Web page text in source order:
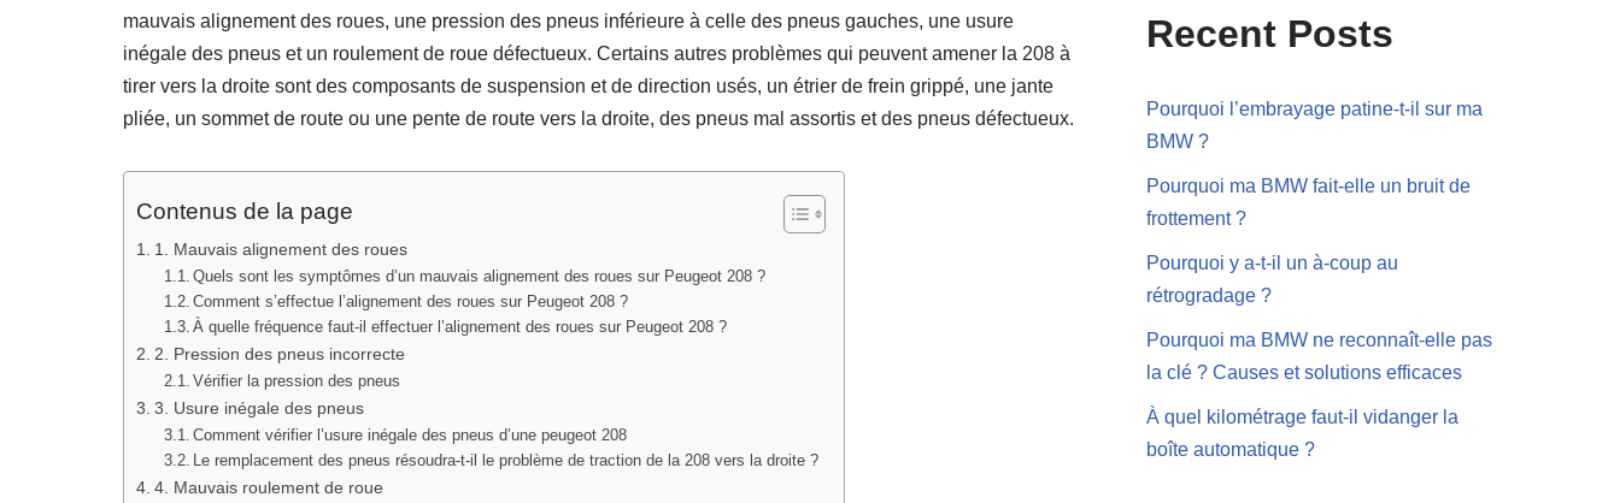
mauvais alignement des roues, une pression des pneus inférieure à celle des pneus gauches, une usure
inégale des pneus et un roulement de roue défectueux. Certains autres problèmes qui peuvent amener la 208 à
tirer vers la droite sont des composants de suspension et de direction usés, un étrier de frein grippé, une jante
pliée, un sommet de route ou une pente de route vers la droite, des pneus mal assortis et des pneus défectueux.
Contenus de la page
1. Mauvais alignement des roues
Quels sont les symptômes d’un mauvais alignement des roues sur Peugeot 208 ?
Comment s’effectue l’alignement des roues sur Peugeot 208 ?
À quelle fréquence faut-il effectuer l’alignement des roues sur Peugeot 208 ?
2. Pression des pneus incorrecte
Vérifier la pression des pneus
3. Usure inégale des pneus
Comment vérifier l’usure inégale des pneus d’une peugeot 208
Le remplacement des pneus résoudra-t-il le problème de traction de la 208 vers la droite ?
4. Mauvais roulement de roue
Recent Posts
Pourquoi l’embrayage patine-t-il sur ma
BMW ?
Pourquoi ma BMW fait-elle un bruit de
frottement ?
Pourquoi y a-t-il un à-coup au
rétrogradage ?
Pourquoi ma BMW ne reconnaît-elle pas
la clé ? Causes et solutions efficaces
À quel kilométrage faut-il vidanger la
boîte automatique ?